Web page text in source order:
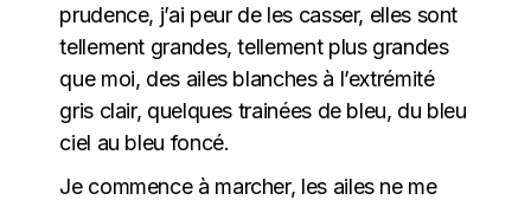
prudence, j’ai peur de les casser, elles sont
tellement grandes, tellement plus grandes
que moi, des ailes blanches à l’extrémité
gris clair, quelques trainées de bleu, du bleu
ciel au bleu foncé.
Je commence à marcher, les ailes ne me